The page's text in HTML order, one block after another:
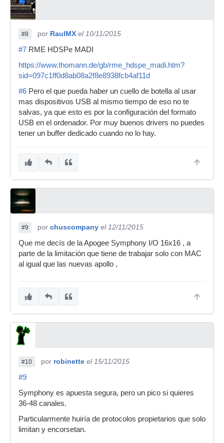
#8 por RaulMX el 10/11/2015
#7 RME HDSPe MADI
https://www.thomann.de/gb/rme_hdspe_madi.htm?
sid=097c1ff0d8ab08a2f8e8938fcb4af11d
#6 Pero el que pueda haber un cuello de botella al usar
mas dispositivos USB al mismo tiempo de eso no te
salvas, ya que esto es por la configuración del formato
USB en el ordenador. Por muy buenos drivers no puedes
tener un buffer dedicado cuando no lo hay.
#9 por chuscompany el 12/11/2015
Que me decís de la Apogee Symphony I/O 16x16 , a
parte de la limitación que tiene de trabajar solo con MAC
al igual que las nuevas apollo ,
#10 por robinette el 15/11/2015
#9
Symphony es apuesta segura, pero un pico si quieres
36-48 canales.
Particularmente huiría de protocolos propietarios que solo
limitan y encorsetan.